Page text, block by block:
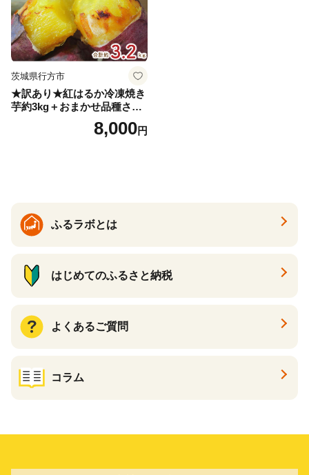
茨城県行方市
★訳あり★紅はるか冷凍焼き
芋約3kg＋おまかせ品種さつ
まいも 合計約3.2kg｜さつ
まいも サツマイモ さつま芋
8,000円
ふるラボとは
はじめてのふるさと納税
よくあるご質問
コラム